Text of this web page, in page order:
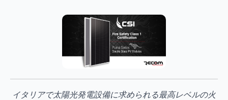
イタリアで太陽光発電設備に求められる最高レベルの火